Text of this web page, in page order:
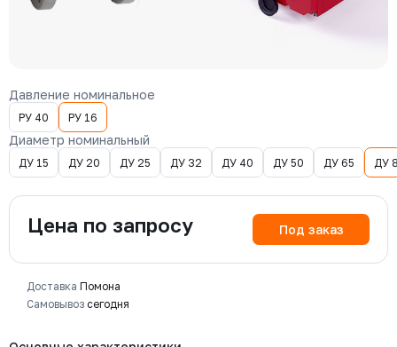
Давление номинальное
РУ 40 РУ 16
Диаметр номинальный
ДУ 15 ДУ 20 ДУ 25 ДУ 32 ДУ 40 ДУ 50 ДУ 65 ДУ
Цена по запросу Под заказ
Доставка Помона
Самовывоз сегодня